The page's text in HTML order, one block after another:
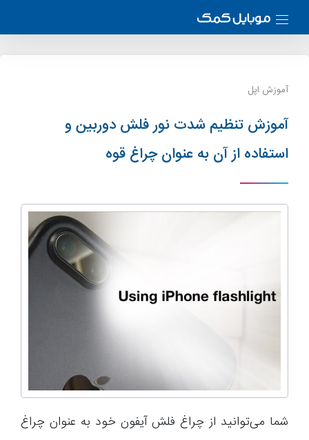
آموزش اپل
آموزش تنظیم شدت نور فلش دوربین و
استفاده از آن به عنوان چراغ قوه
شما می‌توانید از چراغ فلش آیفون خود به عنوان چراغ